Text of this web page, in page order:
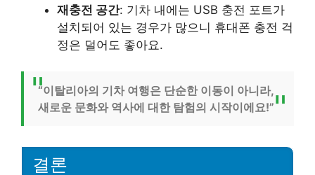
재충전 공간: 기차 내에는 USB 충전 포트가
설치되어 있는 경우가 많으니 휴대폰 충전 걱
정은 덜어도 좋아요.
“이탈리아의 기차 여행은 단순한 이동이 아니라,
새로운 문화와 역사에 대한 탐험의 시작이에요!”
결론